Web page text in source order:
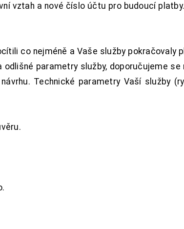
vztah a nové číslo účtu pro budoucí
co nejméně a Vaše služby pokračovaly
odlišné parametry služby, doporučujeme
Technické parametry Vaší služby